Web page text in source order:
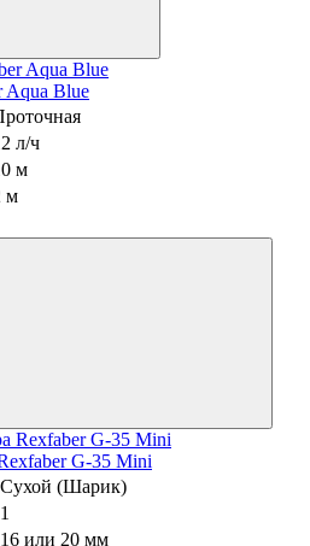
Aqua Blue
л/ч
м
м
G-35 Mini
Сухой (Шарик)
1
16 или 20 мм